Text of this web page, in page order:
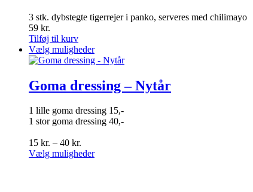
3 stk. dybstegte tigerrejer i panko, serveres med chilimayo
59 kr.
Tilføj til kurv
Vælg mulighederDette
vare
flere
varianter.
kan
vælges
Goma dressing – Nytår
1 lille goma dressing 15,-
1 stor goma dressing 40,-
15 kr. – 40 kr.
15 kr.
Vælg mulighederDette